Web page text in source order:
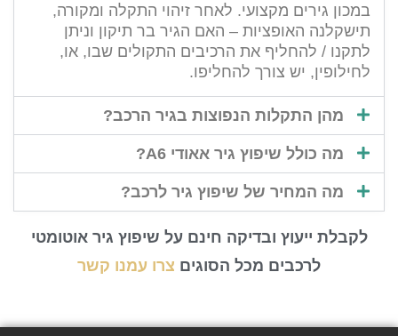
במכון גירים מקצועי. לאחר זיהוי התקלה ומקורה,
תישקלנה האופציות – האם הגיר בר תיקון וניתן
לתקנו / להחליף את הרכיבים התקולים שבו, או,
לחילופין, יש צורך להחליפו.
מהן התקלות הנפוצות בגיר הרכב?
מה כולל שיפוץ גיר אאודי A6?
מה המחיר של שיפוץ גיר לרכב?
לקבלת ייעוץ ובדיקה חינם על שיפוץ גיר אוטומטי
לרכבים מכל הסוגים צרו עמנו קשר